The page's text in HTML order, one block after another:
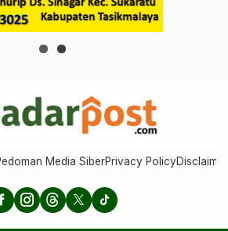
Media SiberPrivacy PolicyDisclaimer